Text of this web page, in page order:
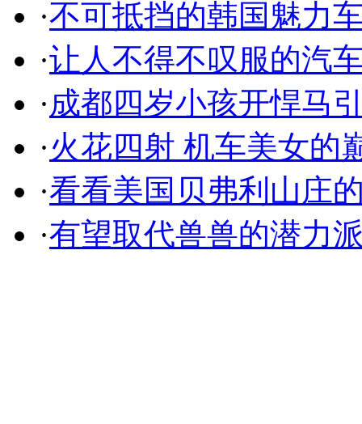
·不可抵挡的韩国魅力
·让人不得不叹服的汽
·成都四岁小孩开悍马
·火花四射 机车美女的
·看看美国贝弗利山庄
·有望取代兽兽的潜力